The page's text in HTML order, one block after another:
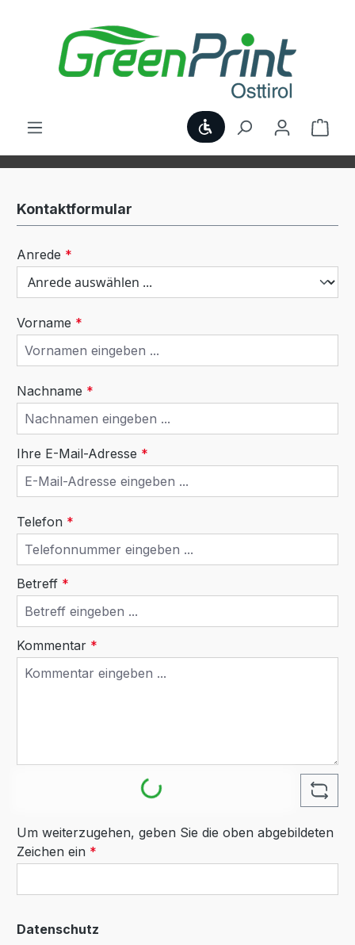
Werkzeugleiste
Kontaktformular
Anrede *
Vorname *
Nachname *
Ihre E-Mail-Adresse *
Telefon *
Betreff *
Kommentar *
Loading...
Um weiterzugehen, geben Sie die oben abgebildeten
Zeichen ein *
Datenschutz